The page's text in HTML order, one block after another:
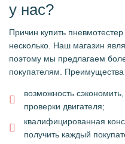
у нас?
Причин купить
несколько. Наш магазин
поэтому мы предлагаем
покупателям. Преимущества
возможность
проверки двигателя;
квалифицированная
получить каждый